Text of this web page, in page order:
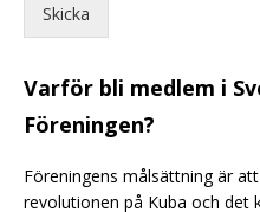
Skicka
Varför bli medlem i
Föreningen?
Föreningens målsättning är
revolutionen på Kuba och det